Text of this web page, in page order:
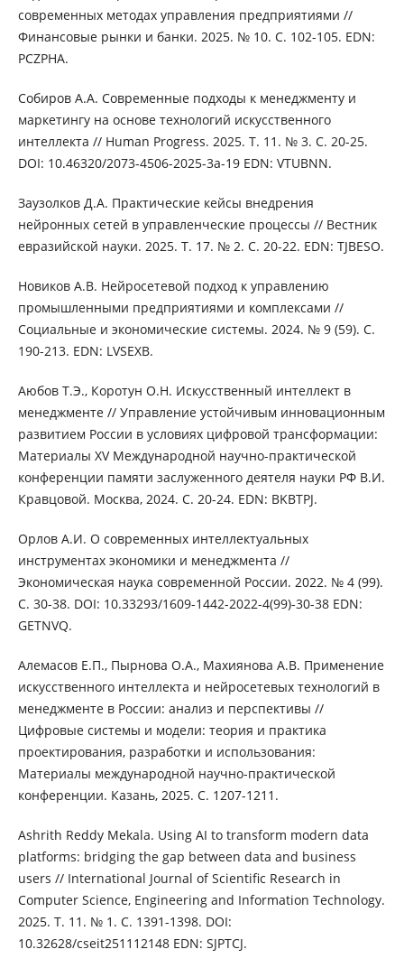
современных методах управления предприятиями //
Финансовые рынки и банки. 2025. № 10. С. 102-105. EDN:
PCZPHA.
Собиров А.А. Современные подходы к менеджменту и
маркетингу на основе технологий искусственного
интеллекта // Human Progress. 2025. Т. 11. № 3. С. 20-25.
DOI: 10.46320/2073-4506-2025-3a-19 EDN: VTUBNN.
Заузолков Д.А. Практические кейсы внедрения
нейронных сетей в управленческие процессы // Вестник
евразийской науки. 2025. Т. 17. № 2. С. 20-22. EDN: TJBESO.
Новиков А.В. Нейросетевой подход к управлению
промышленными предприятиями и комплексами //
Социальные и экономические системы. 2024. № 9 (59). С.
190-213. EDN: LVSEXB.
Аюбов Т.Э., Коротун О.Н. Искусственный интеллект в
менеджменте // Управление устойчивым инновационным
развитием России в условиях цифровой трансформации:
Материалы XV Международной научно-практической
конференции памяти заслуженного деятеля науки РФ В.И.
Кравцовой. Москва, 2024. С. 20-24. EDN: BKBTPJ.
Орлов А.И. О современных интеллектуальных
инструментах экономики и менеджмента //
Экономическая наука современной России. 2022. № 4 (99).
С. 30-38. DOI: 10.33293/1609-1442-2022-4(99)-30-38 EDN:
GETNVQ.
Алемасов Е.П., Пырнова О.А., Махиянова А.В. Применение
искусственного интеллекта и нейросетевых технологий в
менеджменте в России: анализ и перспективы //
Цифровые системы и модели: теория и практика
проектирования, разработки и использования:
Материалы международной научно-практической
конференции. Казань, 2025. С. 1207-1211.
Ashrith Reddy Mekala. Using AI to transform modern data
platforms: bridging the gap between data and business
users // International Journal of Scientific Research in
Computer Science, Engineering and Information Technology.
2025. Т. 11. № 1. С. 1391-1398. DOI:
10.32628/cseit251112148 EDN: SJPTCJ.